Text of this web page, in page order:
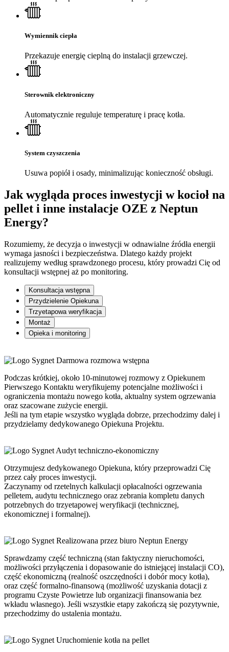
Wymiennik ciepła
Przekazuje energię cieplną do instalacji grzewczej.
Sterownik elektroniczny
Automatycznie reguluje temperaturę i pracę kotła.
System czyszczenia
Usuwa popiół i osady, minimalizując konieczność obsługi.
Jak wygląda proces inwestycji w kocioł na
pellet i inne instalacje OZE z Neptun
Energy?
Rozumiemy, że decyzja o inwestycji w odnawialne źródła energii
wymaga jasności i bezpieczeństwa. Dlatego każdy projekt
realizujemy według sprawdzonego procesu, który prowadzi Cię od
konsultacji wstępnej aż po monitoring.
Konsultacja wstępna
Przydzielenie Opiekuna
Trzyetapowa weryfikacja
Montaż
Opieka i monitoring
Darmowa rozmowa wstępna
Podczas krótkiej, około 10-minutowej rozmowy z Opiekunem
Pierwszego Kontaktu weryfikujemy potencjalne możliwości i
ograniczenia montażu nowego kotła, aktualny system ogrzewania
oraz szacowane zużycie energii.
Jeśli na tym etapie wszystko wygląda dobrze, przechodzimy dalej i
przydzielamy dedykowanego Opiekuna Projektu.
Audyt techniczno-ekonomiczny
Otrzymujesz dedykowanego Opiekuna, który przeprowadzi Cię
przez cały proces inwestycji.
Zaczynamy od rzetelnych kalkulacji opłacalności ogrzewania
pelletem, audytu technicznego oraz zebrania kompletu danych
potrzebnych do trzyetapowej weryfikacji (technicznej,
ekonomicznej i formalnej).
Realizowana przez biuro Neptun Energy
Sprawdzamy część techniczną (stan faktyczny nieruchomości,
możliwości przyłączenia i dopasowanie do istniejącej instalacji CO),
część ekonomiczną (realność oszczędności i dobór mocy kotła),
oraz część formalno-finansową (możliwość uzyskania dotacji z
programu Czyste Powietrze lub organizacji finansowania bez
wkładu własnego). Jeśli wszystkie etapy zakończą się pozytywnie,
przechodzimy do ustalenia montażu.
Uruchomienie kotła na pellet